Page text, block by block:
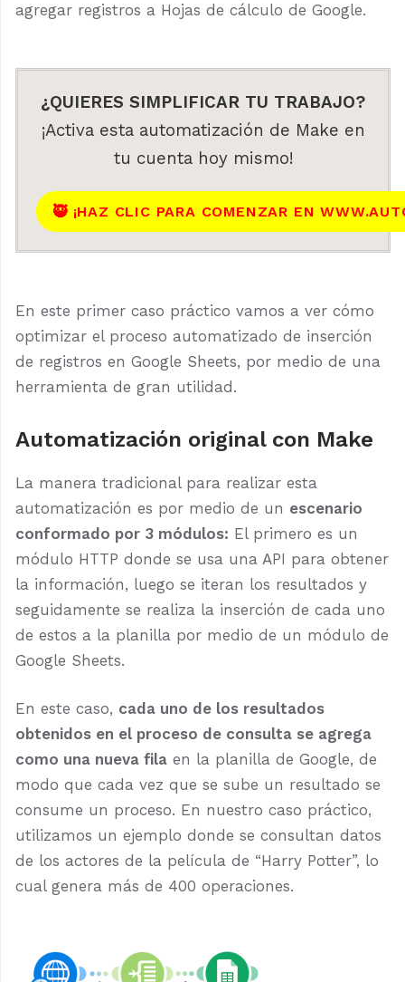
agregar registros a Hojas de cálculo de Google.
¿QUIERES SIMPLIFICAR TU TRABAJO?
¡Activa esta automatización de Make en
tu cuenta hoy mismo!
🥷 ¡HAZ CLIC PARA COMENZAR EN
En este primer caso práctico vamos a ver cómo
optimizar el proceso automatizado de inserción
de registros en Google Sheets, por medio de una
herramienta de gran utilidad.
Automatización original con Make
La manera tradicional para realizar esta
automatización es por medio de un escenario
conformado por 3 módulos: El primero es un
módulo HTTP donde se usa una API para obtener
la información, luego se iteran los resultados y
seguidamente se realiza la inserción de cada uno
de estos a la planilla por medio de un módulo de
Google Sheets.
En este caso, cada uno de los resultados
obtenidos en el proceso de consulta se agrega
como una nueva fila en la planilla de Google, de
modo que cada vez que se sube un resultado se
consume un proceso. En nuestro caso práctico,
utilizamos un ejemplo donde se consultan datos
de los actores de la película de “Harry Potter”, lo
cual genera más de 400 operaciones.